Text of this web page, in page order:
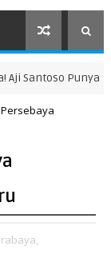
Besar Bersama de